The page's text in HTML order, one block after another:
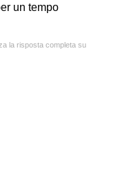
un tempo
la risposta completa su